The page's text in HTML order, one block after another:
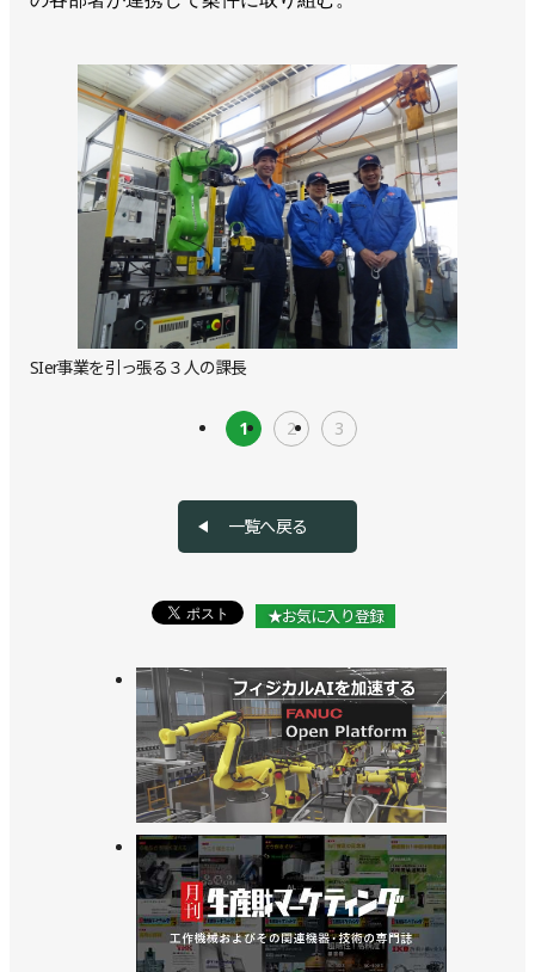
SIer事業を引っ張る３人の課長
1 2 3
一覧へ戻る
★お気に入り登録